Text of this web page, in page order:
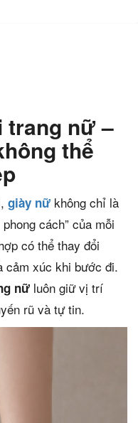
trang nữ –
thể
giày nữ không chỉ là
cách” của mỗi
có thể thay đổi
cảm xúc khi bước đi.
nữ luôn giữ vị trí
rũ và tự tin.